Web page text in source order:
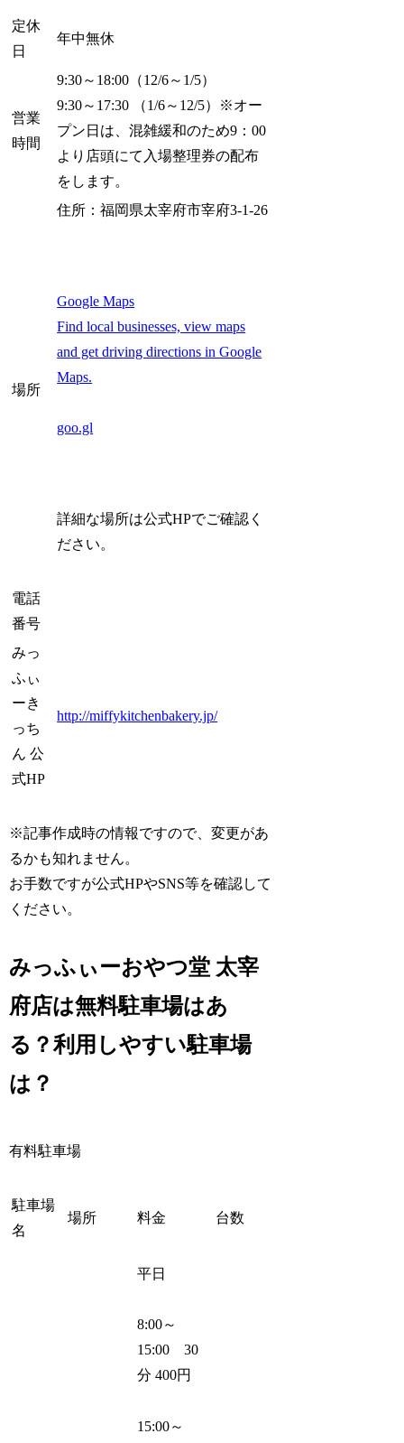
定休
日
年中無休
営業
時間
9:30～18:00（12/6～1/5）
9:30～17:30 （1/6～12/5）※オー
プン日は、混雑緩和のため9：00
より店頭にて入場整理券の配布
をします。
場所
住所：福岡県太宰府市宰府3-1-26
Google Maps
Find local businesses, view maps
and get driving directions in Google
Maps.
goo.gl
詳細な場所は公式HPでご確認く
ださい。
電話
番号
みっ
ふぃ
ーき
っち
ん 公
式HP
http://miffykitchenbakery.jp/
※記事作成時の情報ですので、変更があ
るかも知れません。
お手数ですが公式HPやSNS等を確認して
ください。
みっふぃーおやつ堂 太宰
府店は無料駐車場はあ
る？利用しやすい駐車場
は？
有料駐車場
駐車場
名
場所 料金 台数
平日
8:00～
15:00 30
分 400円
15:00～